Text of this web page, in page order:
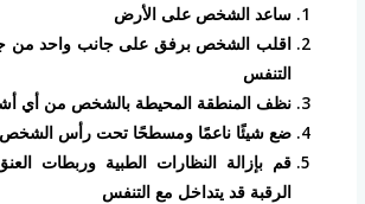
ساعد الشخص على الأرض
اقلب الشخص برفق على جانب واحد من
التنفس
نظف المنطقة المحيطة بالشخص من أي
ضع شيئًا ناعمًا ومسطحًا تحت رأس الشخص
قم بإزالة النظارات الطبية وربطات
الرقبة قد يتداخل مع التنفس